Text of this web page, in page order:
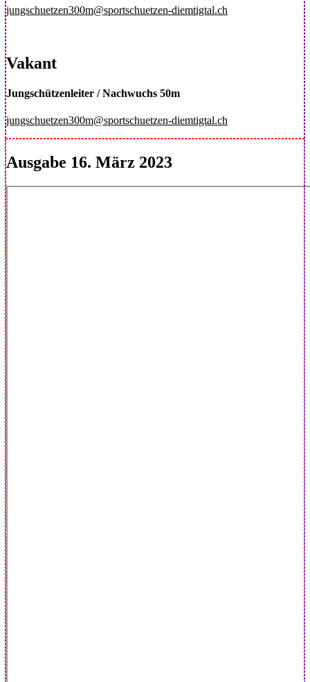
jungschuetzen300m@sportschuetzen-diemtigtal.ch
Vakant
Jungschützenleiter / Nachwuchs 50m
jungschuetzen300m@sportschuetzen-diemtigtal.ch
Ausgabe 16. März 2023